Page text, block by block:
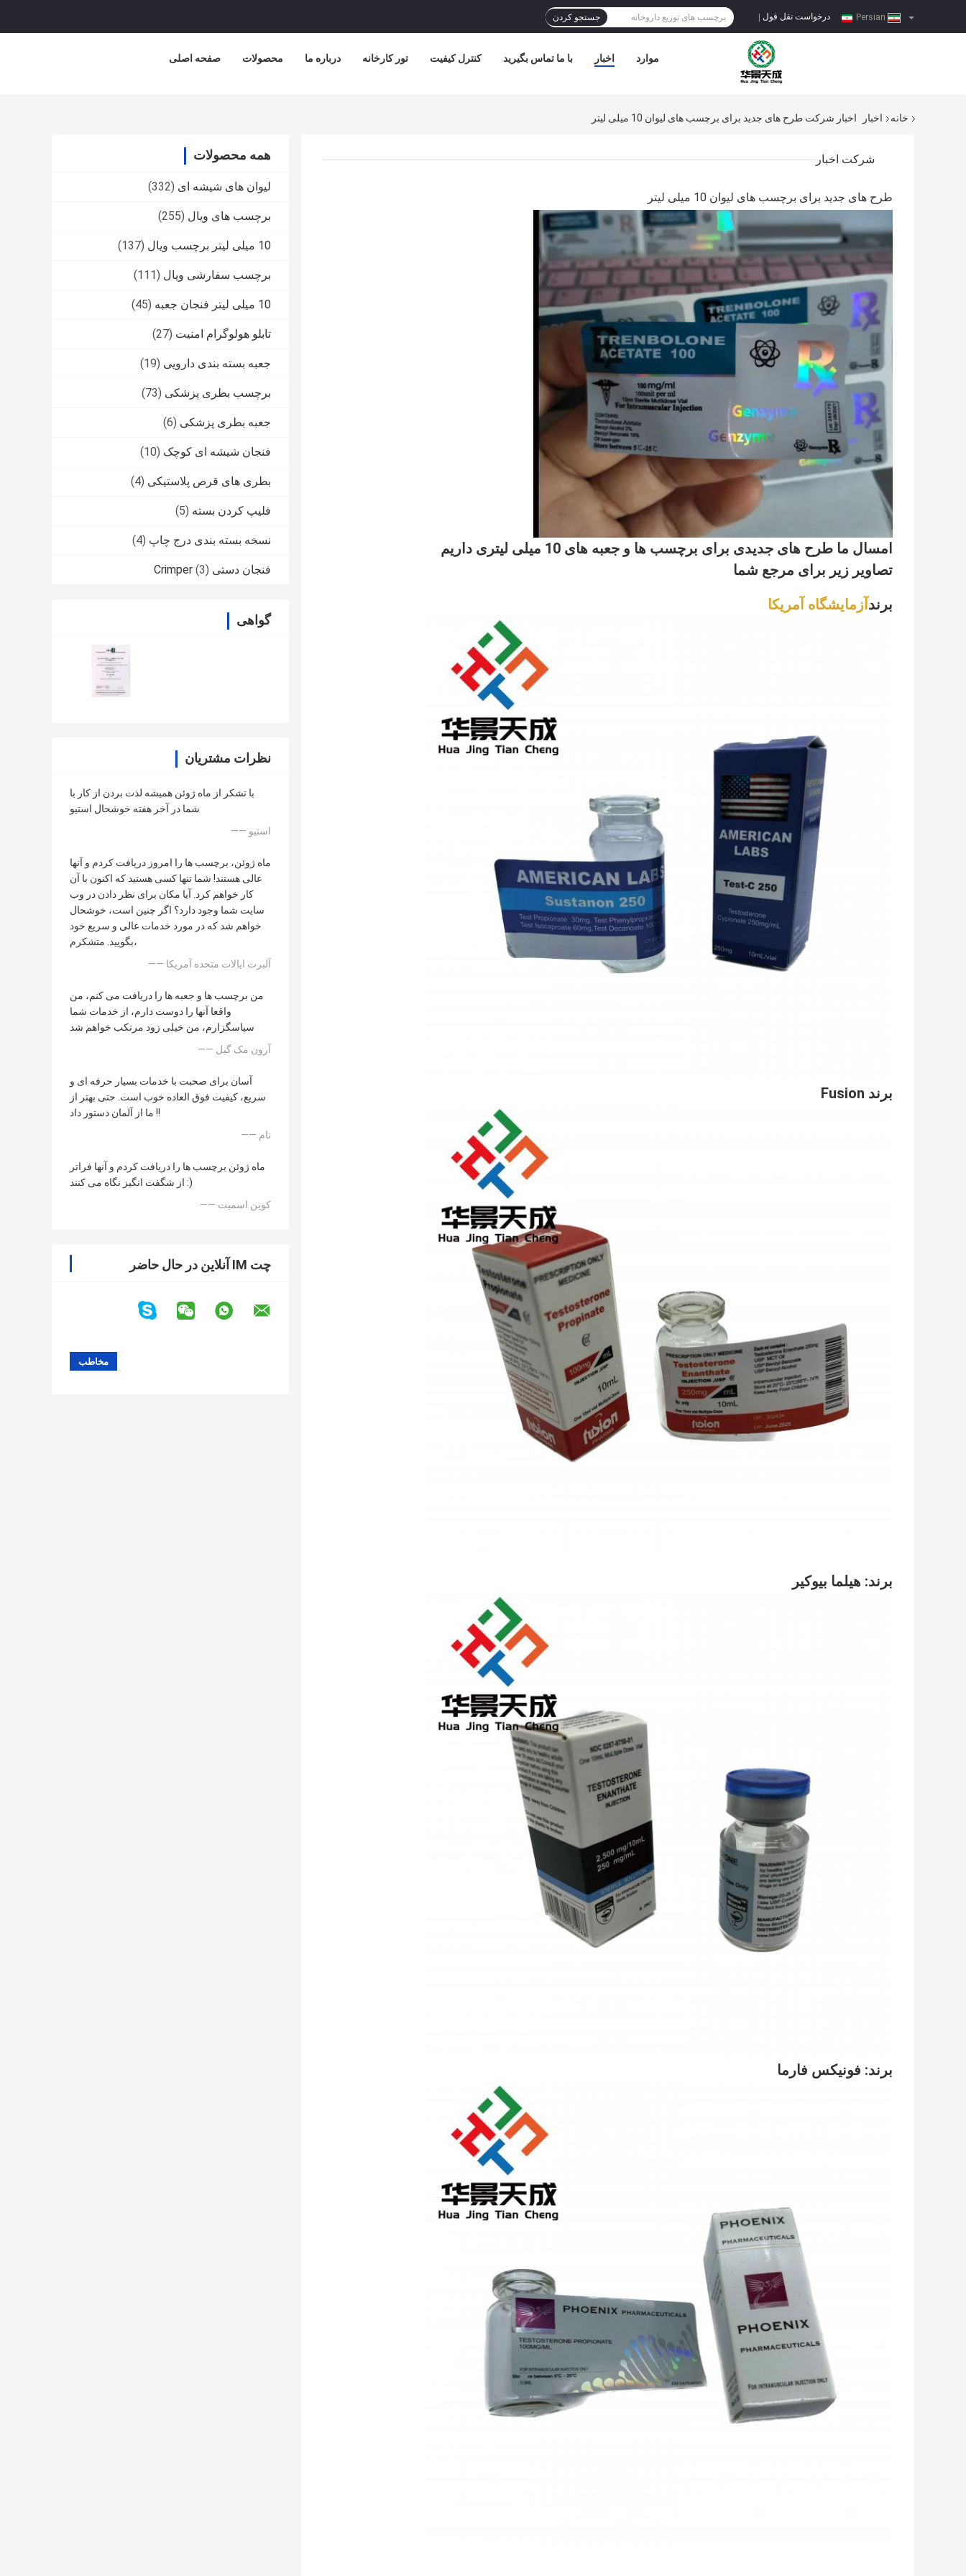
درخواست نقل قول جستجو کردن
صفحه اصلی محصولات درباره ما تور کارخانه کنترل کیفیت با ما تماس بگیرید اخبار موارد
خانه اخبار اخبار شرکت طرح های جدید برای برچسب های لیوان 10 میلی لیتر
همه محصولات
لیوان های شیشه ای (332)
برچسب های ویال (255)
10 میلی لیتر برچسب ویال (137)
برچسب سفارشی ویال (111)
10 میلی لیتر فنجان جعبه (45)
تابلو هولوگرام امنیت (27)
جعبه بسته بندی دارویی (19)
برچسب بطری پزشکی (73)
جعبه بطری پزشکی (6)
فنجان شیشه ای کوچک (10)
بطری های قرص پلاستیکی (4)
فلیپ کردن بسته (5)
نسخه بسته بندی درج چاپ (4)
فنجان دستی Crimper (3)
گواهی
نظرات مشتریان
با تشکر از ماه ژوئن همیشه لذت بردن از کار با
شما در آخر هفته خوشحال استیو
—— استیو
ماه ژوئن، برچسب ها را امروز دریافت کردم و آنها
عالی هستند! شما تنها کسی هستید که اکنون با آن
کار خواهم کرد. آیا مکان برای نظر دادن در وب
سایت شما وجود دارد؟ اگر چنین است، خوشحال
خواهم شد که در مورد خدمات عالی و سریع خود
بگویید. متشکرم،
—— آلبرت ایالات متحده آمریکا
من برچسب ها و جعبه ها را دریافت می کنم، من
واقعا آنها را دوست دارم، از خدمات شما
سپاسگزارم، من خیلی زود مرتکب خواهم شد
—— آرون مک گیل
آسان برای صحبت با خدمات بسیار حرفه ای و
سریع، کیفیت فوق العاده خوب است. حتی بهتر از
ما از آلمان دستور داد !!
—— تام
ماه ژوئن برچسب ها را دریافت کردم و آنها فراتر
از شگفت انگیز نگاه می کنند :)
—— کوین اسمیت
چت IM آنلاین در حال حاضر
شرکت اخبار
طرح های جدید برای برچسب های لیوان 10 میلی لیتر
امسال ما طرح های جدیدی برای برچسب ها و جعبه های 10 میلی لیتری داریم
تصاویر زیر برای مرجع شما
برند آزمايشگاه آمريکا
برند Fusion
برند: هيلما بيوکير
برند: فونیکس فارما